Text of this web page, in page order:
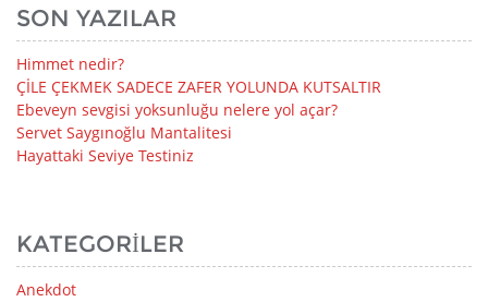
SON YAZILAR
Himmet nedir?
ÇİLE ÇEKMEK SADECE ZAFER YOLUNDA KUTSALTIR
Ebeveyn sevgisi yoksunluğu nelere yol açar?
Servet Saygınoğlu Mantalitesi
Hayattaki Seviye Testiniz
KATEGORILER
Anekdot